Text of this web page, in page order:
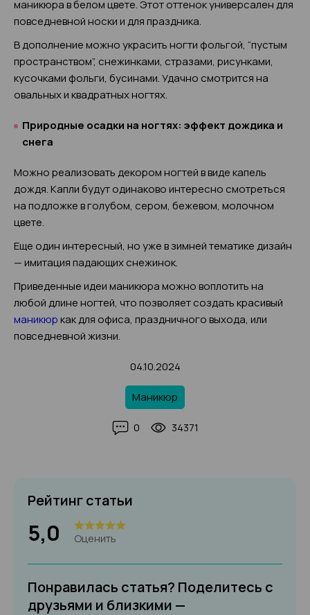
маникюра в белом цвете. Этот оттенок универсален для
повседневной носки и для праздника.
В дополнение можно украсить ногти фольгой, “пустым
пространством”, снежинками, стразами, рисунками,
кусочками фольги, бусинами. Удачно смотрится на
овальных и квадратных ногтях.
Природные осадки на ногтях: эффект дождика и
снега
Можно реализовать декором ногтей в виде капель
дождя. Капли будут одинаково интересно смотреться
на подложке в голубом, сером, бежевом, молочном
цвете.
Еще один интересный, но уже в зимней тематике дизайн
— имитация падающих снежинок.
Приведенные идеи маникюра можно воплотить на
любой длине ногтей, что позволяет создать красивый
маникюркак для офиса, праздничного выхода, или
повседневной жизни.
04.10.2024
Маникюр
0 34371
Рейтинг статьи
5,0 Оценить
Понравилась статья? Поделитесь с
друзьями и близкими —